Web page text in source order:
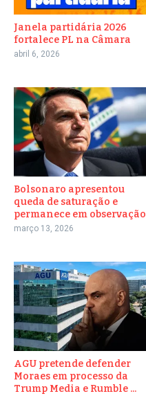
Janela partidária 2026
fortalece PL na Câmara
abril 6, 2026
Bolsonaro apresentou
queda de saturação e
permanece em observação
março 13, 2026
AGU pretende defender
Moraes em processo da
Trump Media e Rumble ...